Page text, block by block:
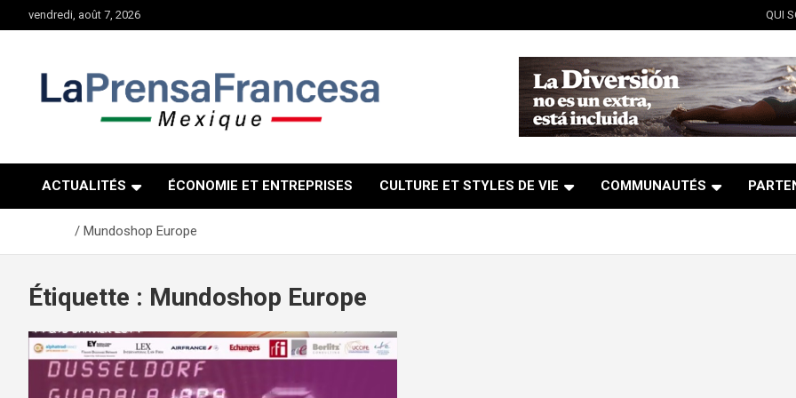
au
vendredi, août 7, 2026 QUI
ACTUALITÉS ÉCONOMIE ET ENTREPRISES CULTURE ET STYLES DE VIE COMMUNAUTÉS
Mundoshop Europe
Étiquette : Mundoshop Europe